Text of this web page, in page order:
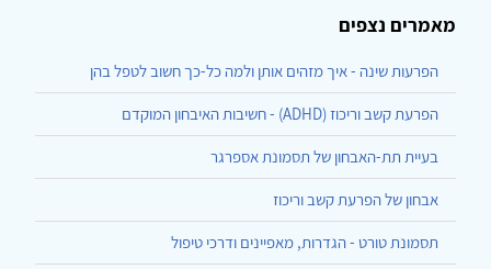
מאמרים נצפים
הפרעות שינה - איך מזהים אותן ולמה כל-כך חשוב לטפל בהן
הפרעת קשב וריכוז (ADHD) - חשיבות האיבחון המוקדם
בעיית תת-האבחון של תסמונת אספרגר
אבחון של הפרעת קשב וריכוז
תסמונת טורט - הגדרות, מאפיינים ודרכי טיפול